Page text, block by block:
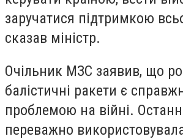
заручатися підтримкою
сказав міністр.
Очільник МЗС заявив, що
балістичні ракети є
проблемою на війні.
переважно